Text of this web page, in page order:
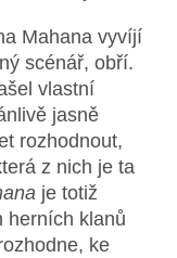
Mahana vyvíjí
scénář, obří.
vlastní
jasně
rozhodnout,
z nich je ta
je totiž
herních klanů
ke